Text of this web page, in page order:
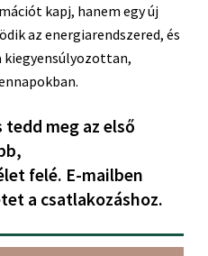
kapj, hanem egy új
az energiarendszered, és
meg az első
felé. E-mailben
a csatlakozáshoz.